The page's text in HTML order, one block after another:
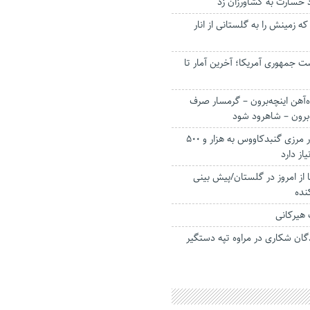
زمینش را به گلستانی از انار
جمهوری آمریکا؛ آخرین آمار تا
اینچه‌برون – گرمسار صرف
– شاهرود شود
تکمیل آبرسانی نوار مرزی گنبدکاووس به هزار و ۵۰۰
دارد
امروز در گلستان/پیش بینی
شکاری در مراوه تپه دستگیر